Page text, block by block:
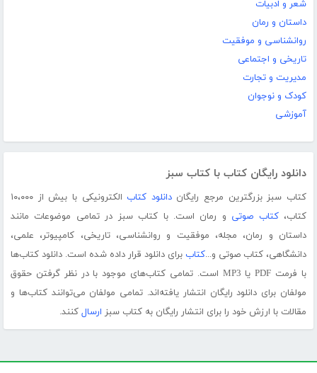
شعر و ادبیات
داستان و رمان
روانشناسی و موفقیت
تاریخی و اجتماعی
مدیریت و تجارت
کودک و نوجوان
آموزشی
دانلود رایگان کتاب با کتاب سبز
کتاب سبز بزرگترین مرجع رایگاندانلود کتاب
الکترونیکی با بیش از ۱۰،۰۰۰
کتاب،کتاب صوتی و رمان است. با کتاب سبز در تمامی موضوعات مانند
داستان و رمان، مجله، موفقیت و روانشناسی، تاریخی، کامپیوتر، علمی،
دانشگاهی، کتاب صوتی و...کتاب برای دانلود قرار داده شده است. دانلود کتاب‌ها
با فرمت PDF یا MP3 است. تمامی کتاب‌های موجود با در نظر گرفتن حقوق
مولفان برای دانلود رایگان انتشار یافته‌اند. تمامی مولفان می‌توانند کتاب‌ها و
مقالات با ارزش خود را برای انتشار رایگان به کتاب سبز ارسال کنند.